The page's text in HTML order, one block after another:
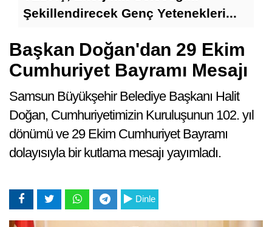
Şekillendirecek Genç Yetenekleri...
Başkan Doğan'dan 29 Ekim
Cumhuriyet Bayramı Mesajı
Samsun Büyükşehir Belediye Başkanı Halit
Doğan, Cumhuriyetimizin Kuruluşunun 102. yıl
dönümü ve 29 Ekim Cumhuriyet Bayramı
dolayısıyla bir kutlama mesajı yayımladı.
Dinle